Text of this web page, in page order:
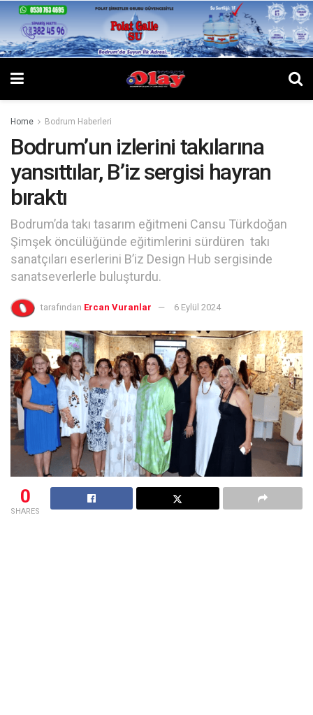
Home Bodrum Haberleri
Bodrum’un izlerini takılarına
yansıttılar, B’iz sergisi hayran
bıraktı
Bodrum’da takı tasarım eğitmeni Cansu Türkdoğan
Şimşek öncülüğünde eğitimlerini sürdüren takı
sanatçıları eserlerini B’iz Design Hub sergisinde
sanatseverlerle buluşturdu.
tarafından Ercan Vuranlar 6 Eylül 2024
0
SHARES